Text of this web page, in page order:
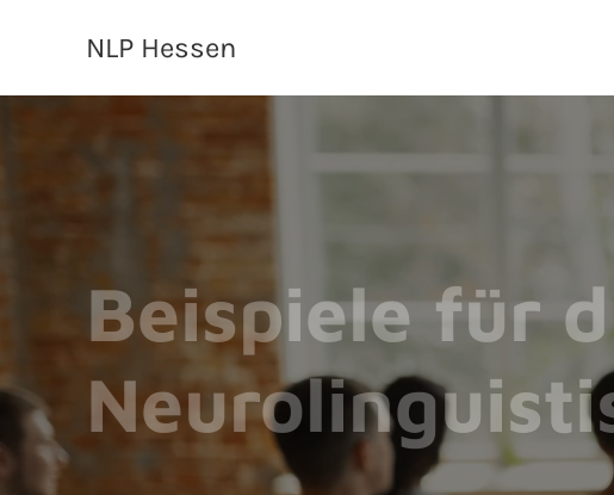
NLP Hessen
Beispiele für